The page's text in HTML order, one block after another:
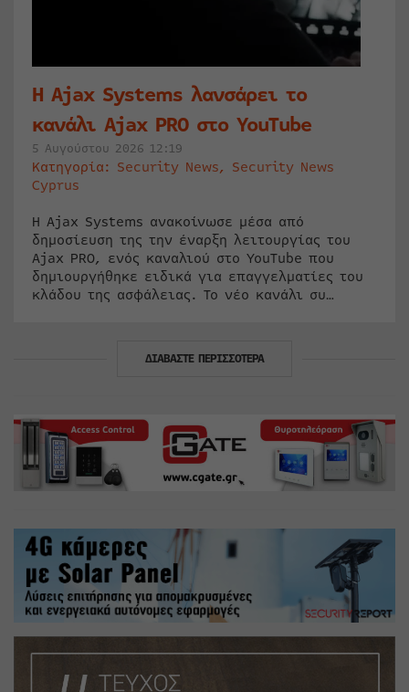
Η Ajax Systems λανσάρει το
κανάλι Ajax PRO στο YouTube
5 Αυγούστου 2026 12:19
Κατηγορία: Security News, Security News
Cyprus
Η Ajax Systems ανακοίνωσε μέσα από
δημοσίευση της την έναρξη λειτουργίας του
Ajax PRO, ενός καναλιού στο YouTube που
δημιουργήθηκε ειδικά για επαγγελματίες του
κλάδου της ασφάλειας. Το νέο κανάλι συ…
ΔΙΑΒΑΣΤΕ ΠΕΡΙΣΣΟΤΕΡΑ